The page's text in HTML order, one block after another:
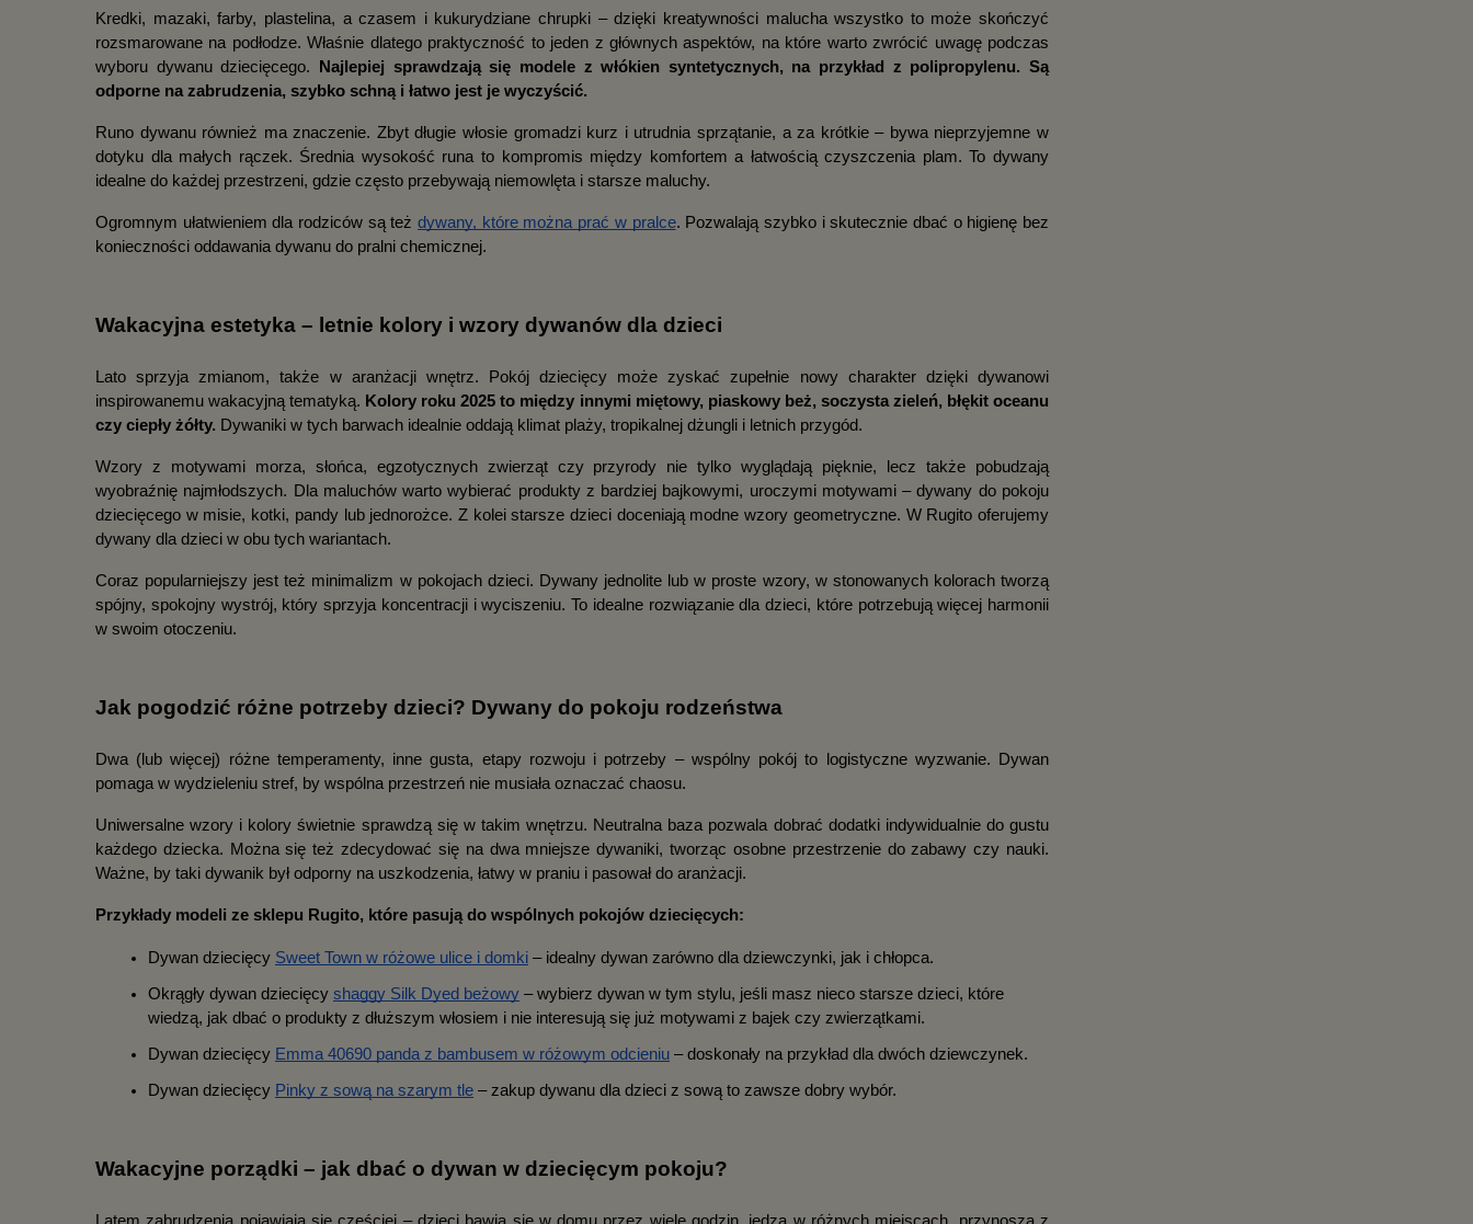
Kredki, mazaki, farby, plastelina, a czasem i kukurydziane chrupki – dzięki kreatywności malucha wszystko to może skończyć
rozsmarowane na podłodze. Właśnie dlatego praktyczność to jeden z głównych aspektów, na które warto zwrócić uwagę podczas
wyboru dywanu dziecięcego.
Najlepiej sprawdzają się modele z włókien syntetycznych, na przykład z polipropylenu. Są
odporne na zabrudzenia, szybko schną i łatwo jest je wyczyścić.
Runo dywanu również ma znaczenie. Zbyt długie włosie gromadzi kurz i utrudnia sprzątanie, a za krótkie – bywa nieprzyjemne w
dotyku dla małych rączek. Średnia wysokość runa to kompromis między komfortem a łatwością czyszczenia plam. To dywany
idealne do każdej przestrzeni, gdzie często przebywają niemowlęta i starsze maluchy.
Ogromnym ułatwieniem dla rodziców są też dywany, które można prać w pralce. Pozwalają szybko i skutecznie dbać o higienę bez
konieczności oddawania dywanu do pralni chemicznej.
Wakacyjna estetyka – letnie kolory i wzory dywanów dla dzieci
Lato sprzyja zmianom, także w aranżacji wnętrz. Pokój dziecięcy może zyskać zupełnie nowy charakter dzięki dywanowi
inspirowanemu wakacyjną tematyką. Kolory roku 2025 to między innymi miętowy, piaskowy beż, soczysta zieleń, błękit oceanu
czy ciepły żółty. Dywaniki w tych barwach idealnie oddają klimat plaży, tropikalnej dżungli i letnich przygód.
Wzory z motywami morza, słońca, egzotycznych zwierząt czy przyrody nie tylko wyglądają pięknie, lecz także pobudzają
wyobraźnię najmłodszych. Dla maluchów warto wybierać produkty z bardziej bajkowymi, uroczymi motywami – dywany do pokoju
dziecięcego w misie, kotki, pandy lub jednorożce. Z kolei starsze dzieci doceniają modne wzory geometryczne. W Rugito oferujemy
dywany dla dzieci w obu tych wariantach.
Coraz popularniejszy jest też minimalizm w pokojach dzieci. Dywany jednolite lub w proste wzory, w stonowanych kolorach tworzą
spójny, spokojny wystrój, który sprzyja koncentracji i wyciszeniu. To idealne rozwiązanie dla dzieci, które potrzebują więcej harmonii
w swoim otoczeniu.
Jak pogodzić różne potrzeby dzieci? Dywany do pokoju rodzeństwa
Dwa (lub więcej) różne temperamenty, inne gusta, etapy rozwoju i potrzeby – wspólny pokój to logistyczne wyzwanie. Dywan
pomaga w wydzieleniu stref, by wspólna przestrzeń nie musiała oznaczać chaosu.
Uniwersalne wzory i kolory świetnie sprawdzą się w takim wnętrzu. Neutralna baza pozwala dobrać dodatki indywidualnie do gustu
każdego dziecka. Można się też zdecydować się na dwa mniejsze dywaniki, tworząc osobne przestrzenie do zabawy czy nauki.
Ważne, by taki dywanik był odporny na uszkodzenia, łatwy w praniu i pasował do aranżacji.
Przykłady modeli ze sklepu Rugito, które pasują do wspólnych pokojów dziecięcych:
Dywan dziecięcy Sweet Town w różowe ulice i domki – idealny dywan zarówno dla dziewczynki, jak i chłopca.
Okrągły dywan dziecięcy shaggy Silk Dyed beżowy – wybierz dywan w tym stylu, jeśli masz nieco starsze dzieci, które
wiedzą, jak dbać o produkty z dłuższym włosiem i nie interesują się już motywami z bajek czy zwierzątkami.
Dywan dziecięcy Emma 40690 panda z bambusem w różowym odcieniu – doskonały na przykład dla dwóch dziewczynek.
Dywan dziecięcy Pinky z sową na szarym tle – zakup dywanu dla dzieci z sową to zawsze dobry wybór.
Wakacyjne porządki – jak dbać o dywan w dziecięcym pokoju?